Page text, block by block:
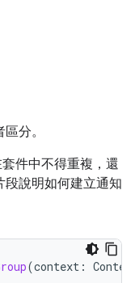
分。
件中不得重複，還
段說明如何建立通知
(context :